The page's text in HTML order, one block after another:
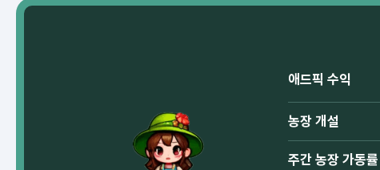
애드픽 수익
농장 개설
주간 농장 가동률